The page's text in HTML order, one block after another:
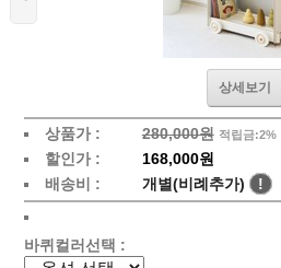
상세보기
상품가 : 280,000원 적립금:2%
할인가 :
168,000원
배송비 :
개별(비례추가) !
바퀴컬러선택 :